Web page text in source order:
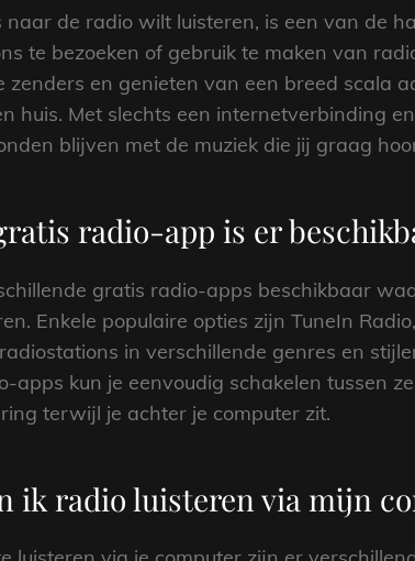
naar de radio wilt luisteren, is een van de
te bezoeken of gebruik te maken van
zenders en genieten van een breed scala
huis. Met slechts een internetverbinding
blijven met de muziek die jij graag
radio-app is er
gratis radio-apps beschikbaar
Enkele populaire opties zijn TuneIn
in verschillende genres en
apps kun je eenvoudig schakelen tussen
terwijl je achter je computer zit.
ik radio luisteren via mijn